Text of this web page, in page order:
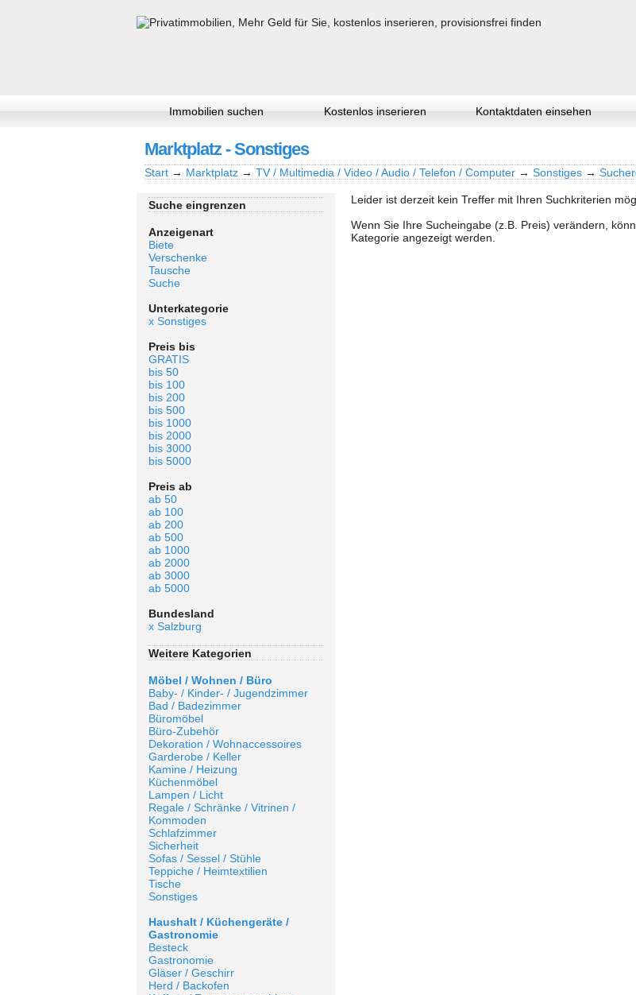
Immobilien suchen Kostenlos inserieren Kontaktdaten einsehen
Marktplatz - Sonstiges
Start → Marktplatz → TV / Multimedia / Video / Audio / Telefon / Computer → Sonstiges →
Suche eingrenzen
Anzeigenart
Biete
Verschenke
Tausche
Suche
Unterkategorie
x Sonstiges
Preis bis
GRATIS
bis 50
bis 100
bis 200
bis 500
bis 1000
bis 2000
bis 3000
bis 5000
Preis ab
ab 50
ab 100
ab 200
ab 500
ab 1000
ab 2000
ab 3000
ab 5000
Bundesland
x Salzburg
Weitere Kategorien
Möbel / Wohnen / Büro
Baby- / Kinder- / Jugendzimmer
Bad / Badezimmer
Büromöbel
Büro-Zubehör
Dekoration / Wohnaccessoires
Garderobe / Keller
Kamine / Heizung
Küchenmöbel
Lampen / Licht
Regale / Schränke / Vitrinen /
Kommoden
Schlafzimmer
Sicherheit
Sofas / Sessel / Stühle
Teppiche / Heimtextilien
Tische
Sonstiges
Haushalt / Küchengeräte /
Gastronomie
Besteck
Gastronomie
Gläser / Geschirr
Herd / Backofen
Leider ist derzeit kein Treffer mit Ihren Suchkriterien
Wenn Sie Ihre Sucheingabe (z.B. Preis) verändern,
Kategorie angezeigt werden.